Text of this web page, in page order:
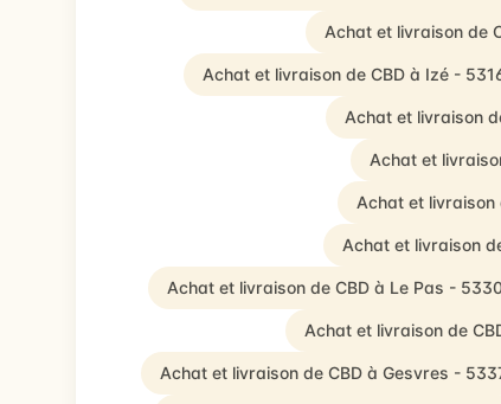
Achat et livraison de
Achat et livraison de CBD à Izé -
Achat et livraison
Achat et
Achat et livraison
Achat et livraison
Achat et livraison de CBD à Le Pas -
Achat et livraison de
Achat et livraison de CBD à Gesvres -